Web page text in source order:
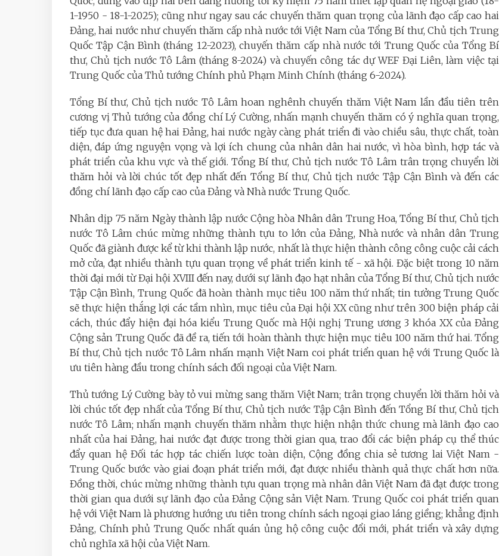
1-1950 - 18-1-2025); cũng như ngay sau các chuyến thăm quan trọng của lãnh đạo cấp cao hai
Đảng, hai nước như chuyến thăm cấp nhà nước tới Việt Nam của Tổng Bí thư, Chủ tịch Trung
Quốc Tập Cận Bình (tháng 12-2023), chuyến thăm cấp nhà nước tới Trung Quốc của Tổng Bí
thư, Chủ tịch nước Tô Lâm (tháng 8-2024) và chuyến công tác dự WEF Đại Liên, làm việc tại
Trung Quốc của Thủ tướng Chính phủ Phạm Minh Chính (tháng 6-2024).
Tổng Bí thư, Chủ tịch nước Tô Lâm hoan nghênh chuyến thăm Việt Nam lần đầu tiên trên
cương vị Thủ tướng của đồng chí Lý Cường, nhấn mạnh chuyến thăm có ý nghĩa quan trọng,
tiếp tục đưa quan hệ hai Đảng, hai nước ngày càng phát triển đi vào chiều sâu, thực chất, toàn
diện, đáp ứng nguyện vọng và lợi ích chung của nhân dân hai nước, vì hòa bình, hợp tác và
phát triển của khu vực và thế giới. Tổng Bí thư, Chủ tịch nước Tô Lâm trân trọng chuyển lời
thăm hỏi và lời chúc tốt đẹp nhất đến Tổng Bí thư, Chủ tịch nước Tập Cận Bình và đến các
đồng chí lãnh đạo cấp cao của Đảng và Nhà nước Trung Quốc.
Nhân dịp 75 năm Ngày thành lập nước Cộng hòa Nhân dân Trung Hoa, Tổng Bí thư, Chủ tịch
nước Tô Lâm chúc mừng những thành tựu to lớn của Đảng, Nhà nước và nhân dân Trung
Quốc đã giành được kể từ khi thành lập nước, nhất là thực hiện thành công công cuộc cải cách
mở cửa, đạt nhiều thành tựu quan trọng về phát triển kinh tế - xã hội. Đặc biệt trong 10 năm
thời đại mới từ Đại hội XVIII đến nay, dưới sự lãnh đạo hạt nhân của Tổng Bí thư, Chủ tịch nước
Tập Cận Bình, Trung Quốc đã hoàn thành mục tiêu 100 năm thứ nhất; tin tưởng Trung Quốc
sẽ thực hiện thắng lợi các tầm nhìn, mục tiêu của Đại hội XX cũng như trên 300 biện pháp cải
cách, thúc đẩy hiện đại hóa kiểu Trung Quốc mà Hội nghị Trung ương 3 khóa XX của Đảng
Cộng sản Trung Quốc đã đề ra, tiến tới hoàn thành thực hiện mục tiêu 100 năm thứ hai. Tổng
Bí thư, Chủ tịch nước Tô Lâm nhấn mạnh Việt Nam coi phát triển quan hệ với Trung Quốc là
ưu tiên hàng đầu trong chính sách đối ngoại của Việt Nam.
Thủ tướng Lý Cường bày tỏ vui mừng sang thăm Việt Nam; trân trọng chuyển lời thăm hỏi và
lời chúc tốt đẹp nhất của Tổng Bí thư, Chủ tịch nước Tập Cận Bình đến Tổng Bí thư, Chủ tịch
nước Tô Lâm; nhấn mạnh chuyến thăm nhằm thực hiện nhận thức chung mà lãnh đạo cao
nhất của hai Đảng, hai nước đạt được trong thời gian qua, trao đổi các biện pháp cụ thể thúc
đẩy quan hệ Đối tác hợp tác chiến lược toàn diện, Cộng đồng chia sẻ tương lai Việt Nam -
Trung Quốc bước vào giai đoạn phát triển mới, đạt được nhiều thành quả thực chất hơn nữa.
Đồng thời, chúc mừng những thành tựu quan trọng mà nhân dân Việt Nam đã đạt được trong
thời gian qua dưới sự lãnh đạo của Đảng Cộng sản Việt Nam. Trung Quốc coi phát triển quan
hệ với Việt Nam là phương hướng ưu tiên trong chính sách ngoại giao láng giềng; khẳng định
Đảng, Chính phủ Trung Quốc nhất quán ủng hộ công cuộc đổi mới, phát triển và xây dựng
chủ nghĩa xã hội của Việt Nam.